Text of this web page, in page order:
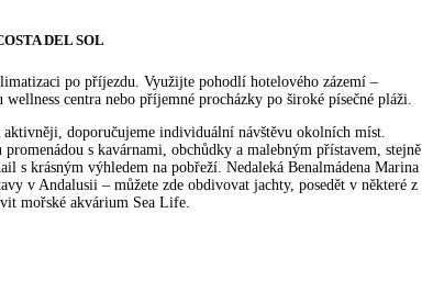
DEL SOL
po příjezdu. Využijte pohodlí hotelového zázemí –
wellness centra nebo příjemné procházky po široké písečné pláži.
doporučujeme individuální návštěvu okolních míst.
s kavárnami, obchůdky a malebným přístavem, stejně
s krásným výhledem na pobřeží. Nedaleká Benalmádena Marina
v Andalusii – můžete zde obdivovat jachty, posedět v některé z
mořské akvárium Sea Life.